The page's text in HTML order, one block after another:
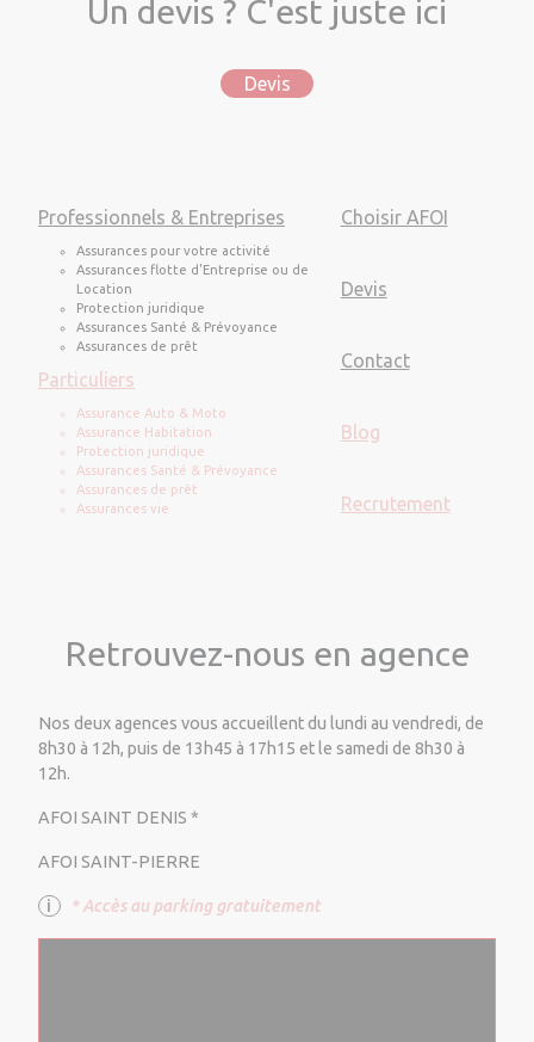
Un devis ? C'est juste ici
Devis
Professionnels & Entreprises
Assurances pour votre activité
Assurances flotte d'Entreprise ou de
Location
Protection juridique
Assurances Santé & Prévoyance
Assurances de prêt
Particuliers
Assurance Auto & Moto
Assurance Habitation
Protection juridique
Assurances Santé & Prévoyance
Assurances de prêt
Assurances vie
Choisir AFOI
Devis
Contact
Blog
Recrutement
Retrouvez-nous en agence
Nos deux agences vous accueillent du lundi au vendredi, de
8h30 à 12h, puis de 13h45 à 17h15 et le samedi de 8h30 à
12h.
AFOI SAINT DENIS *
AFOI SAINT-PIERRE
* Accès au parking gratuitement